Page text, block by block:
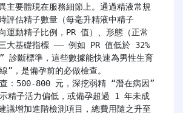
主要體現在服務細節上。通過精液常規
評估精子數量（每毫升精液中精子
運動精子比例，PR 值）、形態（正常
大基礎指標 —— 例如 PR 值低於 32%
診斷標準，這些數據能快速為男性生育
”，是備孕前的必做檢查。
議增加進階檢測項目，總費用隨之升至